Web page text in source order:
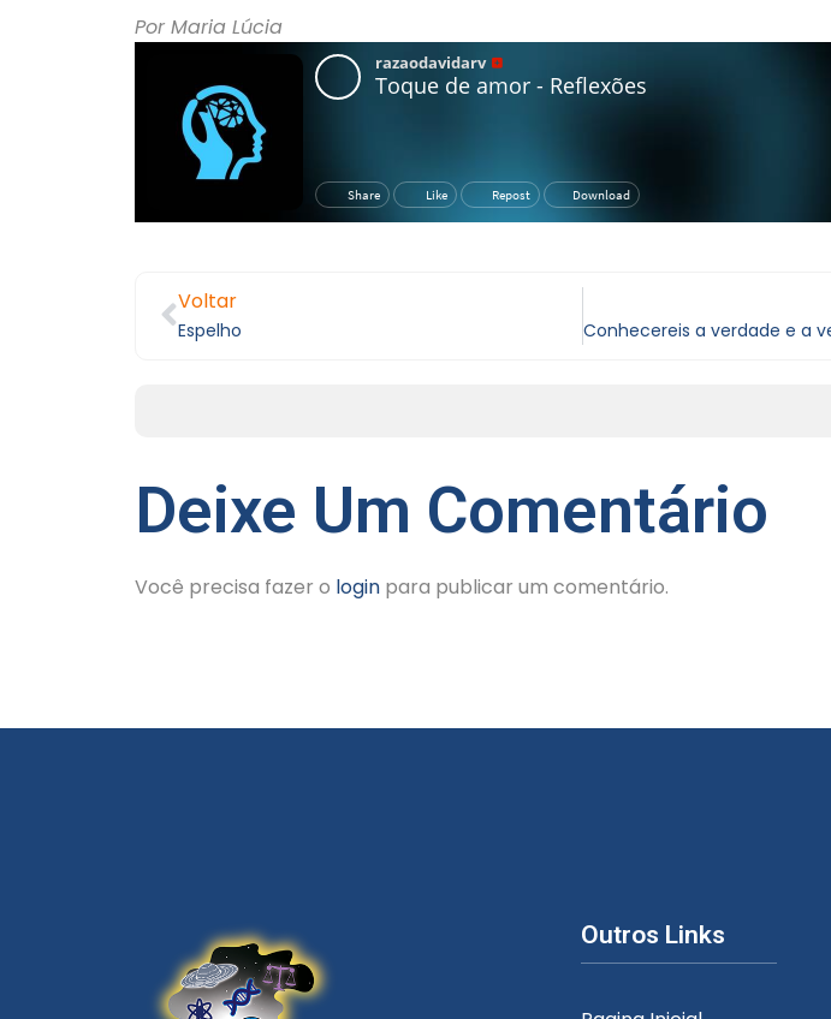
Por Maria Lúcia
Voltar
Espelho
Deixe Um Comentário
Você precisa fazer o login para publicar um comentário.
Outros Links